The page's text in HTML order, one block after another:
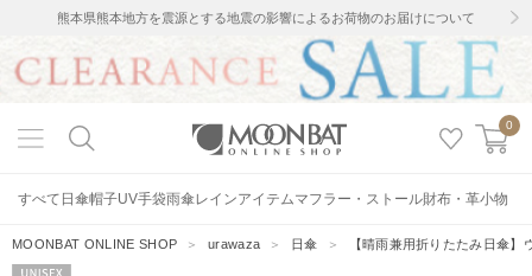
熊本県熊本地方を震源とする地震の影響によるお荷物のお届けについて
0
すべて 日傘帽子UV手袋雨傘レインアイテムマフラー・ストール財布・革小物
MOONBAT ONLINE SHOP ＞urawaza ＞ 日傘 ＞ 【晴雨兼用折りたたみ日傘